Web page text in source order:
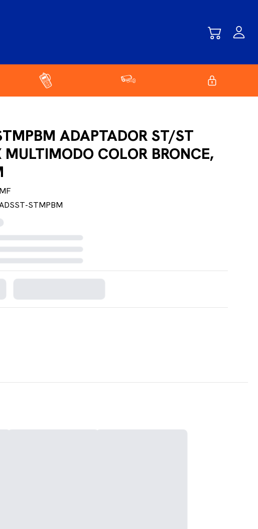
ADAPTADOR ST/ST
MULTIMODO COLOR BRONCE,
STMPBM